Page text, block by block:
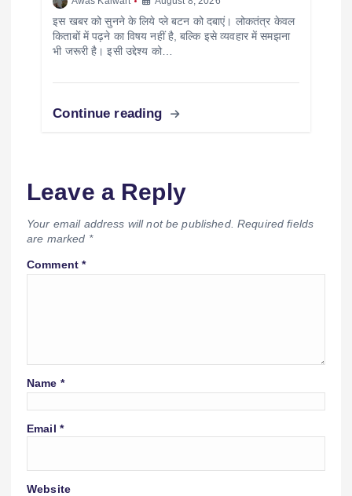
इस खबर को सुनने के लिये प्ले बटन को दबाएं। लोकतंत्र केवल
किताबों में पढ़ने का विषय नहीं है, बल्कि इसे व्यवहार में समझना
भी जरूरी है। इसी उद्देश्य को…
Continue reading
Leave a Reply
Your email address will not be published. Required fields
are marked *
Comment*
Name *
Email *
Website